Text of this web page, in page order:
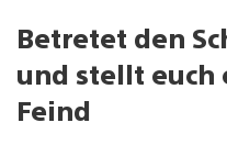
Betretet den
und stellt euch
Feind